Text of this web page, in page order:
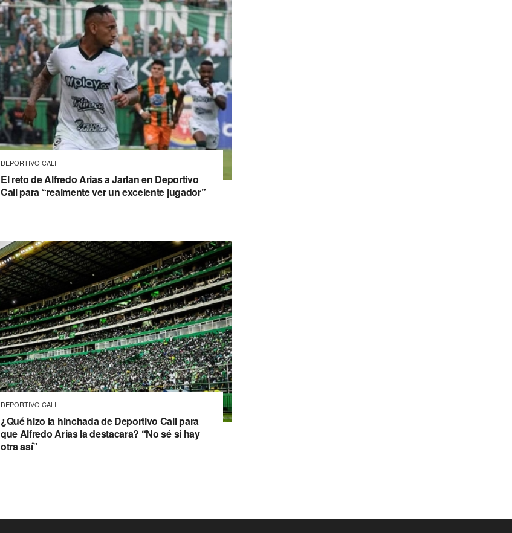
DEPORTIVO CALI
El reto de Alfredo Arias a Jarlan en Deportivo
Cali para “realmente ver un excelente jugador”
DEPORTIVO CALI
¿Qué hizo la hinchada de Deportivo Cali para
que Alfredo Arias la destacara? “No sé si hay
otra así”